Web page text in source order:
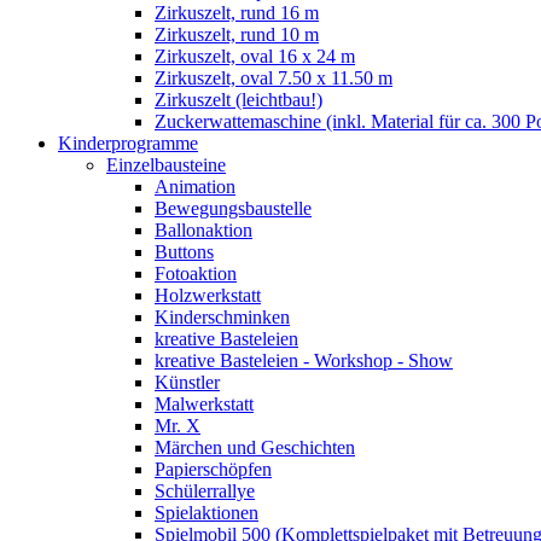
Zirkuszelt, rund 16 m
Zirkuszelt, rund 10 m
Zirkuszelt, oval 16 x 24 m
Zirkuszelt, oval 7.50 x 11.50 m
Zirkuszelt (leichtbau!)
Zuckerwattemaschine (inkl. Material für ca. 300
Kinderprogramme
Einzelbausteine
Animation
Bewegungsbaustelle
Ballonaktion
Buttons
Fotoaktion
Holzwerkstatt
Kinderschminken
kreative Basteleien
kreative Basteleien - Workshop - Show
Künstler
Malwerkstatt
Mr. X
Märchen und Geschichten
Papierschöpfen
Schülerrallye
Spielaktionen
Spielmobil 500 (Komplettspielpaket mit